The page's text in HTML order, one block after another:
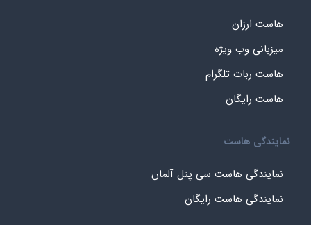
هاست ارزان
میزبانی وب ویژه
هاست ربات تلگرام
هاست رایگان
نمایندگی هاست
نمایندگی هاست سی پنل آلمان
نمایندگی هاست رایگان